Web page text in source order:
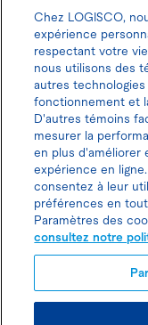
Donnez
Politique
Politique de
Chez LOGISCO,
expérience
respectant votre
nous utilisons des
autres
fonctionnement et
D'autres témoins
mesurer la
en plus d'améliorer
expérience en
consentez à leur
préférences en
Paramètres des
consultez notre